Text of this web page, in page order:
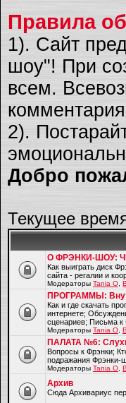
Правила
1). Сайт
шоу"! При
всем.
2).
Добро
Текущее
О ФРЭНКИ-ШОУ:
Как выиграть диск
сайта - регалии и
Модераторы Tania O
ПРОГРАММЫ:
Как и где скачать
интернете;
сценариев; Письма к
Модераторы Tania O
ПАЛАТА №6:
Вопросы к Фрэнки;
подражания Фрэнки-
Модераторы Tania O
Архив
Cюда Архивариус